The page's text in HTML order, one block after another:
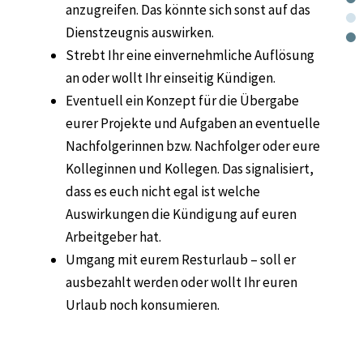
anzugreifen. Das könnte sich sonst auf das
Dienstzeugnis auswirken.
Strebt Ihr eine einvernehmliche Auflösung
an oder wollt Ihr einseitig Kündigen.
Eventuell ein Konzept für die Übergabe
eurer Projekte und Aufgaben an eventuelle
Nachfolgerinnen bzw. Nachfolger oder eure
Kolleginnen und Kollegen. Das signalisiert,
dass es euch nicht egal ist welche
Auswirkungen die Kündigung auf euren
Arbeitgeber hat.
Umgang mit eurem Resturlaub – soll er
ausbezahlt werden oder wollt Ihr euren
Urlaub noch konsumieren.